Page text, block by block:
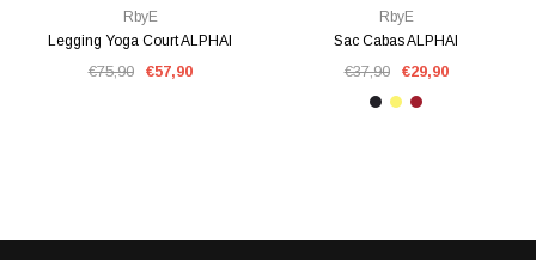
RbyE
Legging Yoga Court ALPHAI
€75,90 €57,90
RbyE
Sac Cabas ALPHAI
€37,90 €29,90